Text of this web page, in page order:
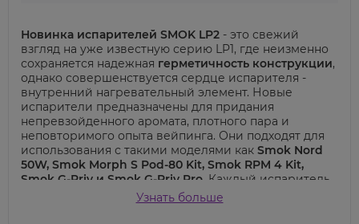
Новинка испарителей SMOK LP2 - это свежий
взгляд на уже известную серию LP1, где неизменно
сохраняется надежная герметичность конструкции,
однако совершенствуется сердце испарителя -
внутренний нагревательный элемент. Новые
испарители предназначены для придания
непревзойденного аромата, плотного пара и
неповторимого опыта вейпинга. Они подходят для
использования с такими моделями как Smok Nord
50W, Smok Morph S Pod-80 Kit, Smok RPM 4 Kit,
Smok G-Priv и Smok G-Priv Pro . Каждый испаритель
в этой серии оснащен тремя силиконовыми
кольцами, гарантирующими надежную плотность.
Узнать больше